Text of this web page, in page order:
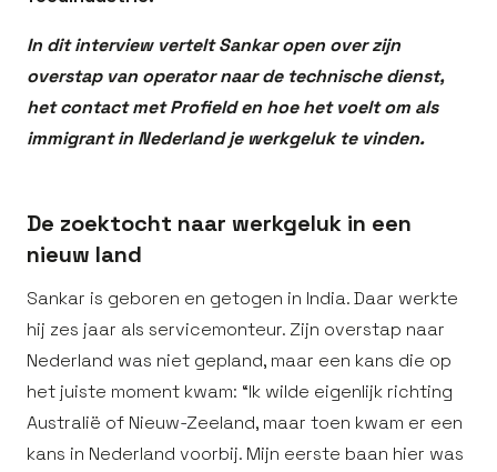
In dit interview vertelt Sankar open over zijn
overstap van operator naar de technische dienst,
het contact met Profield en hoe het voelt om als
immigrant in Nederland je werkgeluk te vinden.
De zoektocht naar werkgeluk in een
nieuw land
Sankar is geboren en getogen in India. Daar werkte
hij zes jaar als servicemonteur. Zijn overstap naar
Nederland was niet gepland, maar een kans die op
het juiste moment kwam: “Ik wilde eigenlijk richting
Australië of Nieuw-Zeeland, maar toen kwam er een
kans in Nederland voorbij. Mijn eerste baan hier was